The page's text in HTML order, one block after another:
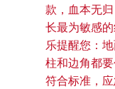
款，血本无
长最为敏感
乐提醒您：
柱和边角都
符合标准，